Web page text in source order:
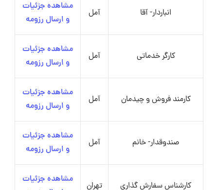
انباردار- آقا آمل
مشاهده جزئیات
و ارسال رزومه
کارگر خدماتی آمل
مشاهده جزئیات
و ارسال رزومه
کارمند فروش و چیدمان آمل
مشاهده جزئیات
و ارسال رزومه
صندوقدار- خانم آمل
مشاهده جزئیات
و ارسال رزومه
کارشناس سفارش گذاری تهران
مشاهده جزئیات